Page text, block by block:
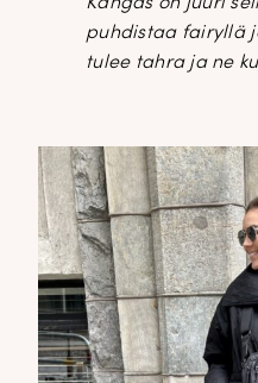
Kangas on juuri
puhdistaa fairyllä
tulee tahra ja ne